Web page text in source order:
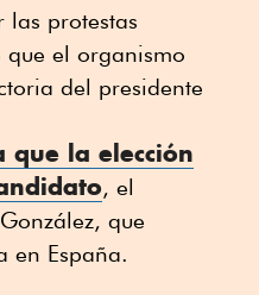
las protestas
que el organismo
del presidente
que la elección
, el
que
en España.